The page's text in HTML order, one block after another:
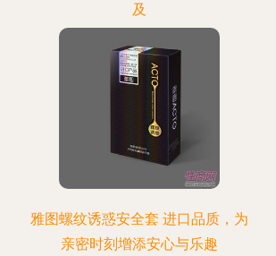
及
雅图螺纹诱惑安全套 进口品质，为
亲密时刻增添安心与乐趣